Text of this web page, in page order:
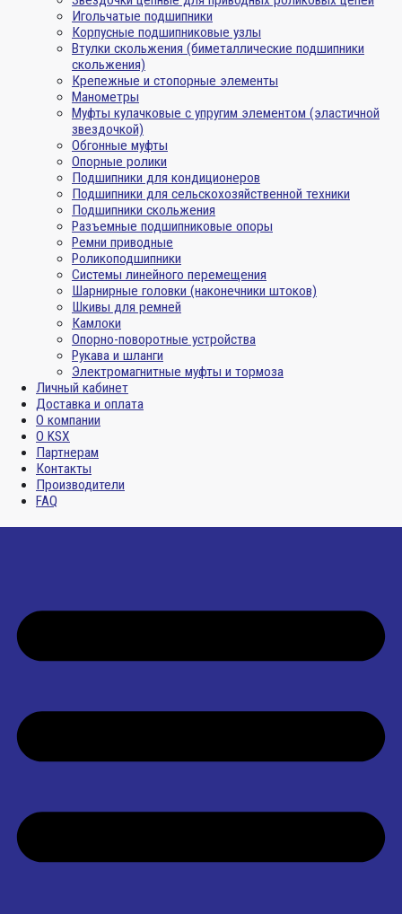
Игольчатые подшипники
Корпусные подшипниковые узлы
Втулки скольжения (биметаллические подшипники
скольжения)
Крепежные и стопорные элементы
Манометры
Муфты кулачковые с упругим элементом (эластичной
звездочкой)
Обгонные муфты
Опорные ролики
Подшипники для кондиционеров
Подшипники для сельскохозяйственной техники
Подшипники скольжения
Разъемные подшипниковые опоры
Ремни приводные
Роликоподшипники
Системы линейного перемещения
Шарнирные головки (наконечники штоков)
Шкивы для ремней
Камлоки
Опорно-поворотные устройства
Рукава и шланги
Электромагнитные муфты и тормоза
Личный кабинет
Доставка и оплата
О компании
О KSX
Партнерам
Контакты
Производители
FAQ